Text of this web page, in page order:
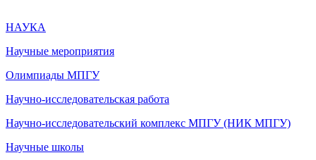
НАУКА
Научные мероприятия
Олимпиады МПГУ
Научно-исследовательская работа
Научно-исследовательский комплекс МПГУ (НИК МПГУ)
Научные школы